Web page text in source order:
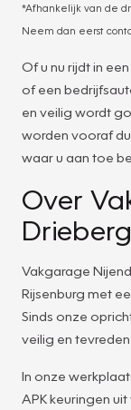
*Afhankelijk van de
Neem dan eerst
Of u nu rijdt in
of een
en veilig wordt
worden vooraf
waar u aan toe
Over
Vakgarage
Rijsenburg met
Sinds onze
veilig en
In onze
APK keuringen